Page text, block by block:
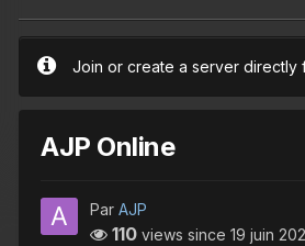
Join or create a server directly
AJP Online
Par AJP
110 views since 19 juin